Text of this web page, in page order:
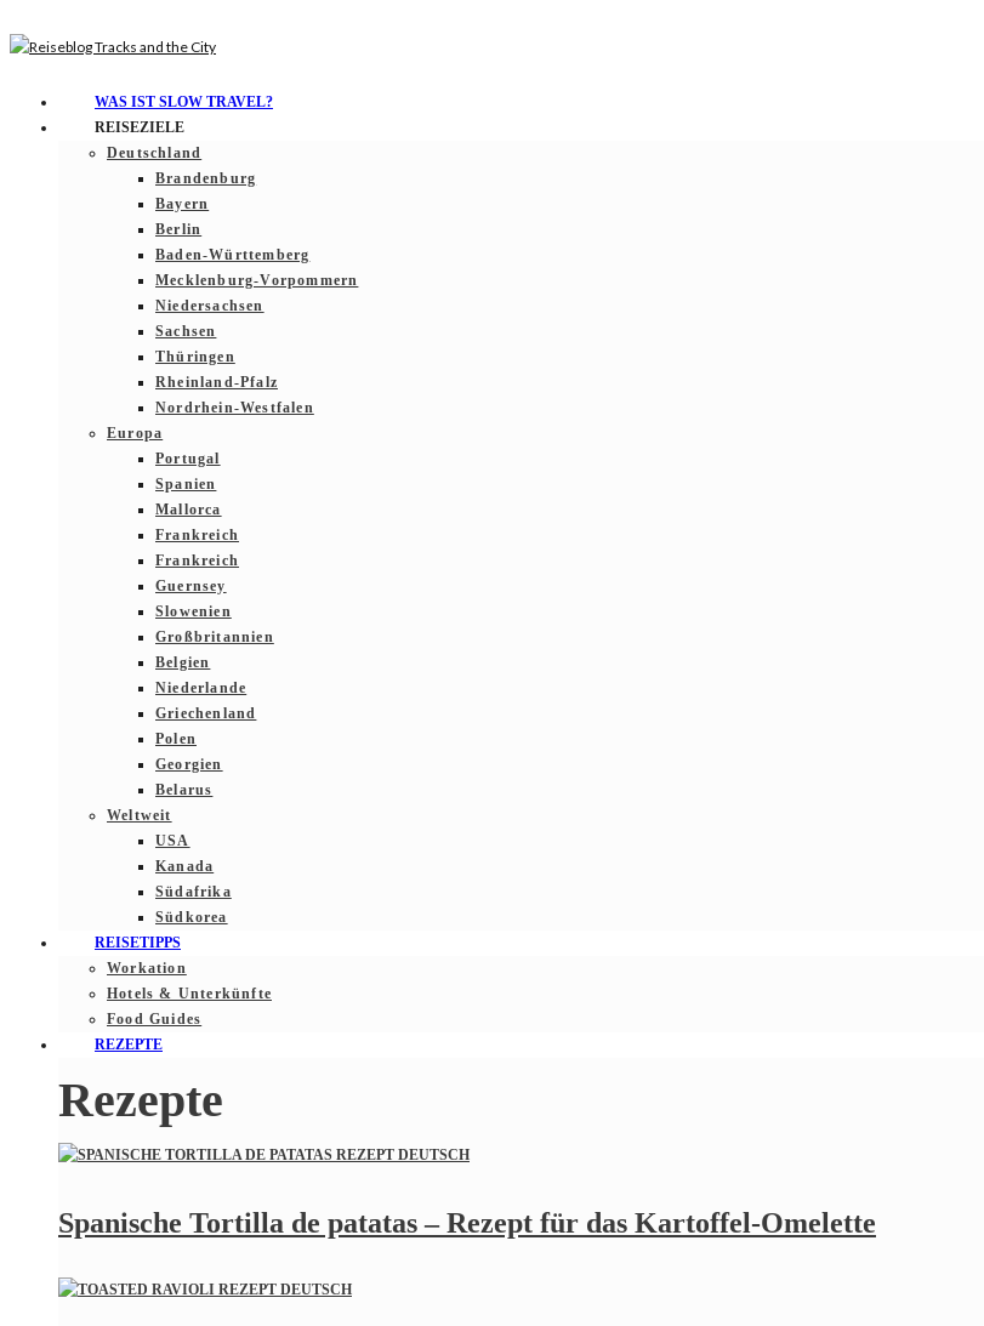
WAS IST SLOW TRAVEL?
REISEZIELE
Deutschland
Brandenburg
Bayern
Berlin
Baden-Württemberg
Mecklenburg-Vorpommern
Niedersachsen
Sachsen
Thüringen
Rheinland-Pfalz
Nordrhein-Westfalen
Europa
Portugal
Spanien
Mallorca
Frankreich
Frankreich
Guernsey
Slowenien
Großbritannien
Belgien
Niederlande
Griechenland
Polen
Georgien
Belarus
Weltweit
USA
Kanada
Südafrika
Südkorea
REISETIPPS
Workation
Hotels & Unterkünfte
Food Guides
REZEPTE
Rezepte
Spanische Tortilla de patatas – Rezept für das Kartoffel-Omelette